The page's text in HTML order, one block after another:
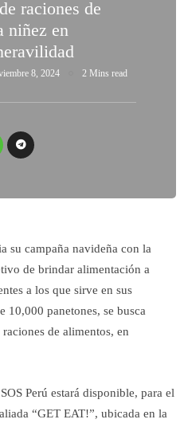
raciones de
niñez en
8, 2024 2 Mins read
su campaña navideña con la
de brindar alimentación a
a los que sirve en sus
10,000 panetones, se busca
de alimentos, en
Perú estará disponible, para el
“GET EAT!”, ubicada en la